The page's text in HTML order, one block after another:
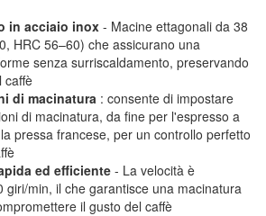
in acciaio inox - Macine ettagonali da 38
HRC 56–60) che assicurano una
senza surriscaldamento, preservando
caffè
di macinatura : consente di impostare
di macinatura, da fine per l'espresso a
pressa francese, per un controllo perfetto
ed efficiente - La velocità è
giri/min, il che garantisce una macinatura
il gusto del caffè